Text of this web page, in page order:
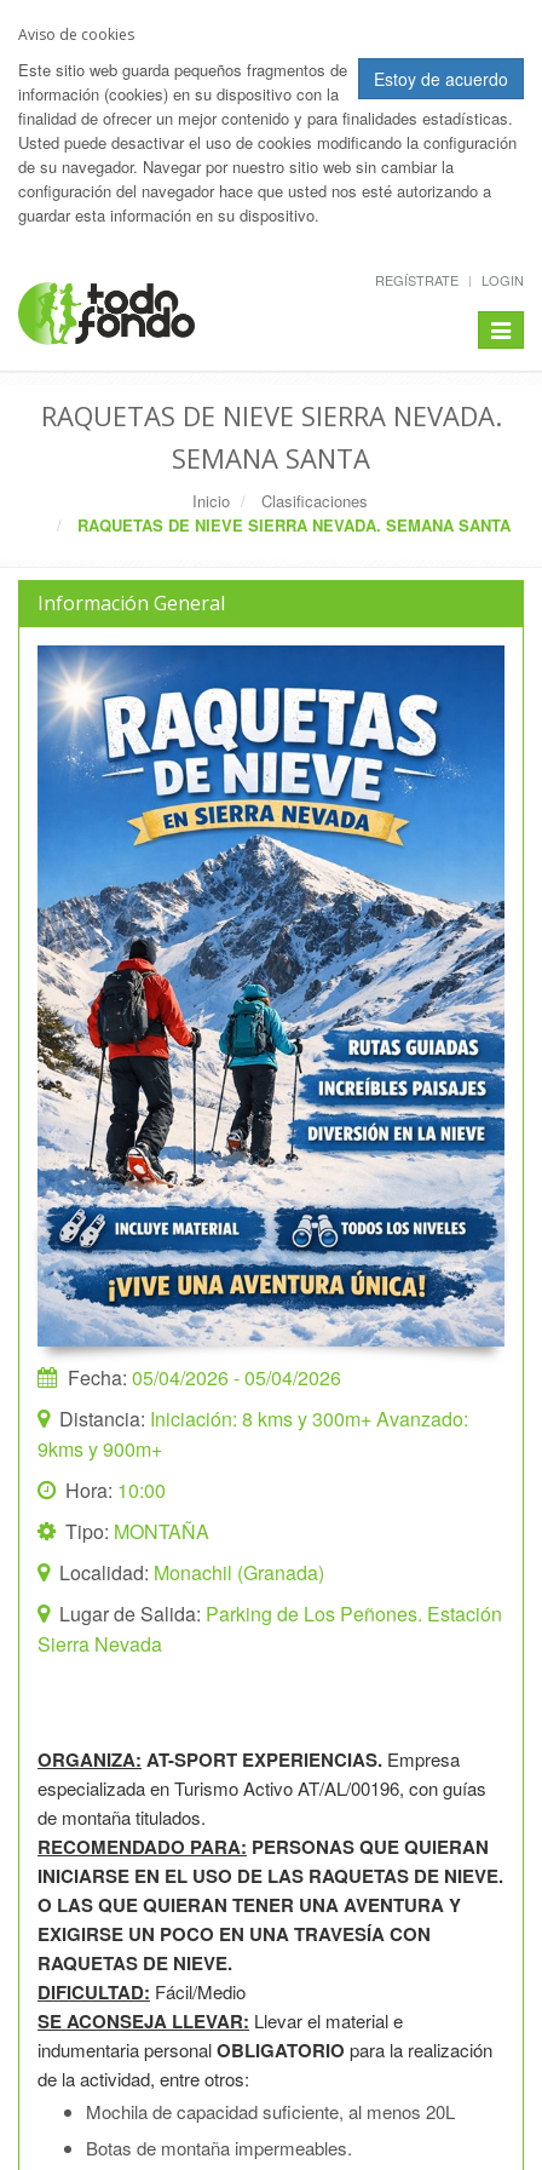
Aviso de cookies
Estoy de acuerdo
Este sitio web guarda pequeños fragmentos de
información (cookies) en su dispositivo con la
finalidad de ofrecer un mejor contenido y para finalidades estadísticas.
Usted puede desactivar el uso de cookies modificando la configuración
de su navegador. Navegar por nuestro sitio web sin cambiar la
configuración del navegador hace que usted nos esté autorizando a
guardar esta información en su dispositivo.
REGÍSTRATE LOGIN
Toggle
RAQUETAS DE NIEVE SIERRA NEVADA.
SEMANA SANTA
Inicio
Clasificaciones
RAQUETAS DE NIEVE SIERRA NEVADA. SEMANA SANTA
Información General
Fecha: 05/04/2026- 05/04/2026
Distancia: Iniciación: 8 kms y 300m+ Avanzado:
9kms y 900m+
Hora: 10:00
Tipo: MONTAÑA
Localidad: Monachil (Granada)
Lugar de Salida: Parking de Los Peñones. Estación
Sierra Nevada
ORGANIZA: AT-SPORT EXPERIENCIAS. Empresa
especializada en Turismo Activo AT/AL/00196, con guías
de montaña titulados.
RECOMENDADO PARA: PERSONAS QUE QUIERAN
INICIARSE EN EL USO DE LAS RAQUETAS DE NIEVE.
O LAS QUE QUIERAN TENER UNA AVENTURA Y
EXIGIRSE UN POCO EN UNA TRAVESÍA CON
RAQUETAS DE NIEVE.
DIFICULTAD: Fácil/Medio
SE ACONSEJA LLEVAR: Llevar el material e
indumentaria personalOBLIGATORIO para la realización
de la actividad, entre otros:
Mochila de capacidad suficiente, al menos 20L
Botas de montaña impermeables.